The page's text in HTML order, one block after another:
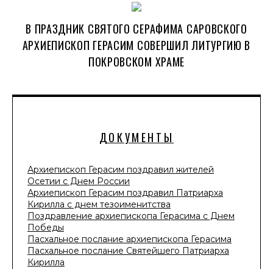
ДОКУМЕНТЫ
Архиепископ Герасим поздравил жителей
Осетии с Днем России
Архиепископ Герасим поздравил Патриарха
Кирилла с днем тезоименитства
Поздравление архиепископа Герасима с Днем
Победы
Пасхальное послание архиепископа Герасима
Пасхальное послание Святейшего Патриарха
Кирилла
В ПРАЗДНИК СВЯТОГО СЕРАФИМА САРОВСКОГО
АРХИЕПИСКОП ГЕРАСИМ СОВЕРШИЛ ЛИТУРГИЮ В
ПОКРОВСКОМ ХРАМЕ